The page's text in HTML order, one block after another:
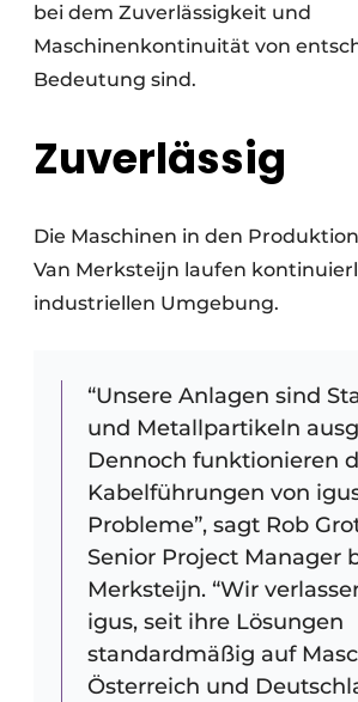
bei dem Zuverlässigkeit und
Maschinenkontinuität von
Bedeutung sind.
Zuverlässig
Die Maschinen in den
Van Merksteijn laufen
industriellen Umgebung.
“Unsere Anlagen sind
und Metallpartikeln
Dennoch funktionieren
Kabelführungen von
Probleme”, sagt Rob
Senior Project Manager
Merksteijn. “Wir
igus, seit ihre Lösungen
standardmäßig auf
Österreich und